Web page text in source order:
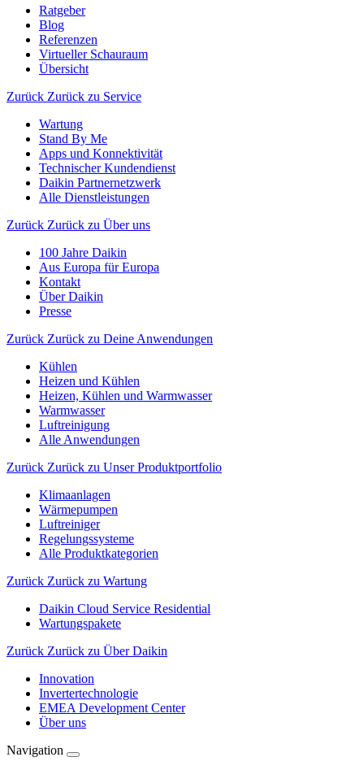
Ratgeber
Blog
Referenzen
Virtueller Schauraum
Übersicht
Zurück Zurück zu Service
Wartung
Stand By Me
Apps und Konnektivität
Technischer Kundendienst
Daikin Partnernetzwerk
Alle Dienstleistungen
Zurück Zurück zu Über uns
100 Jahre Daikin
Aus Europa für Europa
Kontakt
Über Daikin
Presse
Zurück Zurück zu Deine Anwendungen
Kühlen
Heizen und Kühlen
Heizen, Kühlen und Warmwasser
Warmwasser
Luftreinigung
Alle Anwendungen
Zurück Zurück zu Unser Produktportfolio
Klimaanlagen
Wärmepumpen
Luftreiniger
Regelungssysteme
Alle Produktkategorien
Zurück Zurück zu Wartung
Daikin Cloud Service Residential
Wartungspakete
Zurück Zurück zu Über Daikin
Innovation
Invertertechnologie
EMEA Development Center
Über uns
Navigation